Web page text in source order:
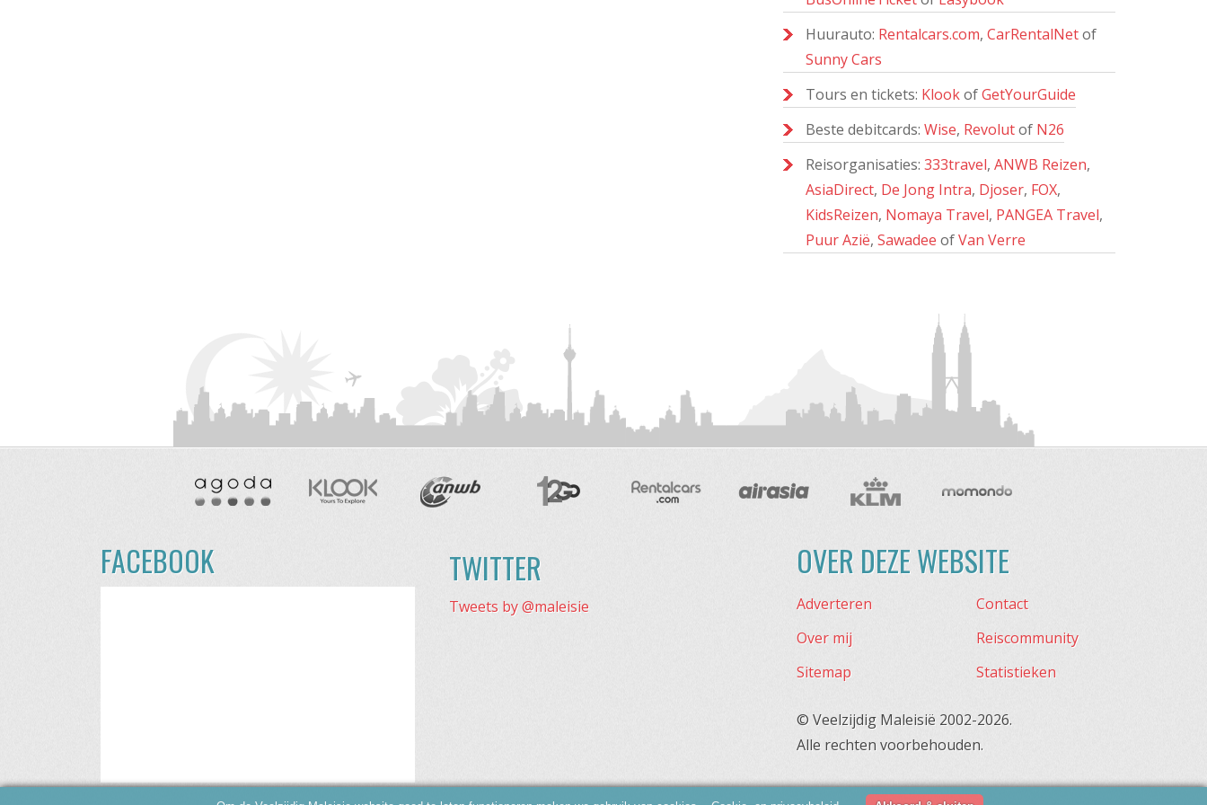
Huurauto: Rentalcars.com, CarRentalNetof
Sunny Cars
Tours en tickets: KlookofGetYourGuide
Beste debitcards: Wise, Revolutof N26
Reisorganisaties: 333travel, ANWB Reizen,
AsiaDirect, De Jong Intra, Djoser, FOX,
KidsReizen, Nomaya Travel, PANGEA Travel,
Puur Azië, Sawadee ofVan Verre
FACEBOOK TWITTER
Tweets by @maleisie
OVER DEZE WEBSITE
Adverteren
Contact
Over mij
Reiscommunity
Sitemap
Statistieken
© Veelzijdig Maleisië 2002-2026.
Alle rechten voorbehouden.